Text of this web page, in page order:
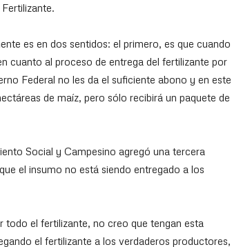
es en dos sentidos: el primero, es que cuando
cuanto al proceso de entrega del fertilizante por
Federal no les da el suficiente abono y en este
de maíz, pero sólo recibirá un paquete de
Social y Campesino agregó una tercera
el insumo no está siendo entregado a los
todo el fertilizante, no creo que tengan esta
el fertilizante a los verdaderos productores,